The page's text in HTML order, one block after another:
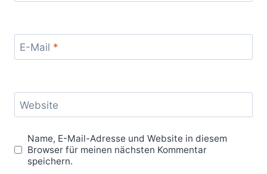
E-Mail *
Website
Name, E-Mail-Adresse und Website in diesem
Browser für meinen nächsten Kommentar
speichern.